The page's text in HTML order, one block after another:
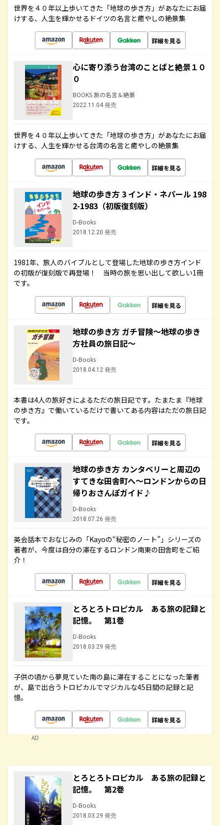
世界を４０年以上歩いてきた「地球の歩き方」があなたにお届
けする、人生を輝かせるドイツの名言と癒やしの絶景集
詳細を見る
心に寄り添う台湾のことばと絶景１０
０
BOOKS 旅の名言＆絶景
2022.11.04 発売
世界を４０年以上歩いてきた「地球の歩き方」があなたにお届
けする、人生を輝かせる台湾の名言と癒やしの絶景集
詳細を見る
地球の歩き方 3 インド・ネパール 198
2-1983（初版復刻版）
D-Books
2018.12.20 発売
1981年、旅人のバイブルとして登場した地球の歩き方インド
の初版が復刻版で再登場！ 当時の旅を思い出して欲しい1冊
です。
詳細を見る
地球の歩き方 ガチ冒険～地球の歩き
方社員の旅日記～
D-Books
2018.04.12 発売
本書は4人の旅好きによるただの旅日記です。たまたま『地球
の歩き方』で働いているだけで書いてある内容はただの旅日記
です。
詳細を見る
地球の歩き方 カンタベリーと周辺の
すてきな田舎町へ～ロンドンからの日
帰りおさんぽガイド♪
D-Books
2018.07.26 発売
英会話本でおなじみの「Kayoの“秘密のノート”」シリーズの
著者が、今度は自分の滞在するロンドン南東の田舎町をご紹
介！
詳細を見る
とろとろトロピカル ある旅の記録と
記憶。 第1巻
D-Books
2018.03.29 発売
子供の頃から夢見ていた南の島に滞在することになった筆者
が、島で出合うトロピカルでマジカルな45日間の記録と記
憶。
詳細を見る
AD
とろとろトロピカル ある旅の記録と
記憶。 第2巻
D-Books
2018.03.29 発売